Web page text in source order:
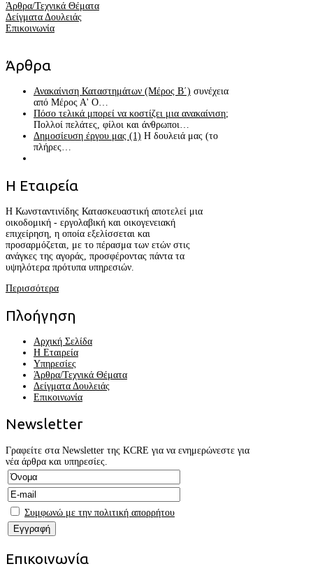
Άρθρα/Τεχνικά Θέματα
Δείγματα Δουλειάς
Επικοινωνία
Άρθρα
Ανακαίνιση Καταστημάτων (Μέρος Β΄) συνέχεια
από Μέρος Α' Ο…
Πόσο τελικά μπορεί να κοστίζει μια ανακαίνιση;
Πολλοί πελάτες, φίλοι και άνθρωποι…
Δημοσίευση έργου μας (1) Η δουλειά μας (το
πλήρες…
Η Εταιρεία
Η Κωνσταντινίδης Κατασκευαστική αποτελεί μια
οικοδομική - εργολαβική και οικογενειακή
επιχείρηση, η οποία εξελίσσεται και
προσαρμόζεται, με το πέρασμα των ετών στις
ανάγκες της αγοράς, προσφέροντας πάντα τα
υψηλότερα πρότυπα υπηρεσιών.
Περισσότερα
Πλοήγηση
Αρχική Σελίδα
Η Εταιρεία
Υπηρεσίες
Άρθρα/Τεχνικά Θέματα
Δείγματα Δουλειάς
Επικοινωνία
Newsletter
Γραφείτε στα Newsletter της KCRE για να ενημερώνεστε για
νέα άρθρα και υπηρεσίες.
Συμφωνώ με την πολιτική απορρήτου
Επικοινωνία